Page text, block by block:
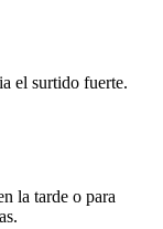
el surtido fuerte.
la tarde o para